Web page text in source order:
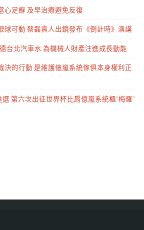
心足癬 及早治療避免反復
球可動 蔡磊真人出鏡發布《倒計時》演講
台北汽車水 為機械人財產注進成長動能
決的行動 是維護億嵐系統傢俱本身權利正
選 第六次出征世界杯比肩億嵐系統櫃“梅羅”